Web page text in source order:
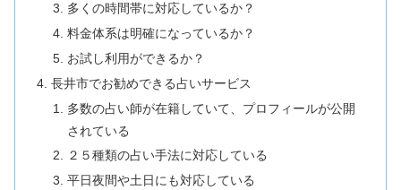
多くの時間帯に対応しているか？
料金体系は明確になっているか？
お試し利用ができるか？
長井市でお勧めできる占いサービス
多数の占い師が在籍していて、プロフィールが公開
されている
２５種類の占い手法に対応している
平日夜間や土日にも対応している